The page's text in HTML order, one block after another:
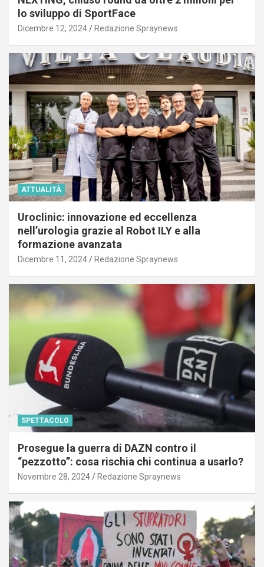
lo sviluppo di SportFace
Dicembre 12, 2024 Redazione Spraynews
ATTUALITÀ
Uroclinic: innovazione ed eccellenza
nell’urologia grazie al Robot ILY e alla
formazione avanzata
Dicembre 11, 2024 Redazione Spraynews
SPETTACOLO
Prosegue la guerra di DAZN contro il
“pezzotto”: cosa rischia chi continua a usarlo?
Novembre 28, 2024 Redazione Spraynews